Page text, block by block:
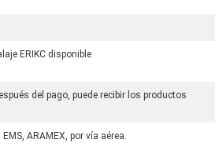
ERIKC disponible
del pago, puede recibir los productos
EMS, ARAMEX, por vía aérea.